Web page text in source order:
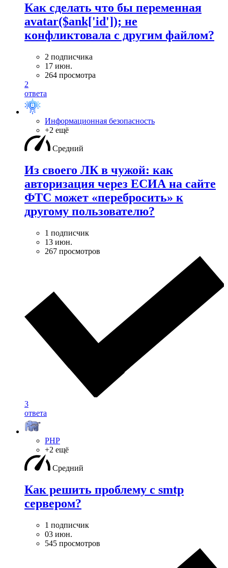
Как сделать что бы переменная
avatar($ank['id']); не
конфликтовала с другим файлом?
2 подписчика
17 июн.
264 просмотра
2
ответа
Информационная безопасность
+2 ещё
Средний
Из своего ЛК в чужой: как
авторизация через ЕСИА на сайте
ФТС может «перебросить» к
другому пользователю?
1 подписчик
13 июн.
267 просмотров
3
ответа
PHP
+2 ещё
Средний
Как решить проблему с smtp
сервером?
1 подписчик
03 июн.
545 просмотров